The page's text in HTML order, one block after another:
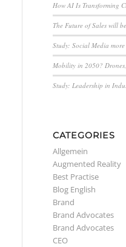
How AI Is Transforming
The Future of Sales will
Study: Social Media
Mobility in 2050?
Study: Leadership in
CATEGORIES
Allgemein
Augmented Reality
Best Practise
Blog English
Brand
Brand Advocates
Brand Advocates
CEO